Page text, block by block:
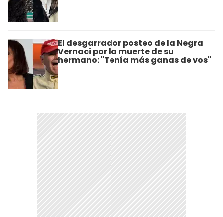
El desgarrador posteo de la Negra
Vernaci por la muerte de su
hermano: "Tenía más ganas de vos"